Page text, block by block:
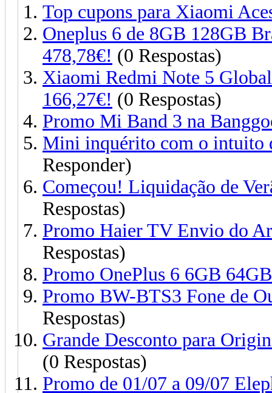
Top cupons para Xiaomi
Oneplus 6 de 8GB 128GB
478,78€! (0 Respostas)
Xiaomi Redmi Note 5
166,27€! (0 Respostas)
Promo Mi Band 3 na
Mini inquérito com o intuito
Responder)
Começou! Liquidação de
Respostas)
Promo Haier TV Envio do
Respostas)
Promo OnePlus 6 6GB
Promo BW-BTS3 Fone de
Respostas)
Grande Desconto para
(0 Respostas)
Promo de 01/07 a 09/07